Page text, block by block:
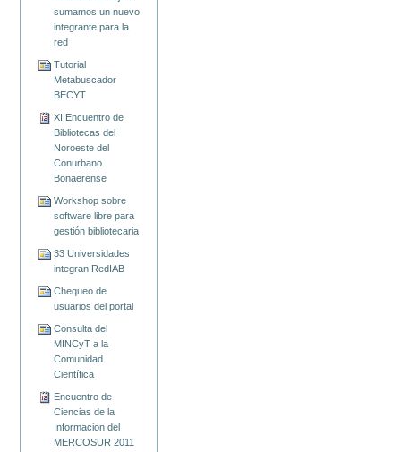
sumamos un nuevo
integrante para la
red
Tutorial
Metabuscador
BECYT
XI Encuentro de
Bibliotecas del
Noroeste del
Conurbano
Bonaerense
Workshop sobre
software libre para
gestión bibliotecaria
33 Universidades
integran RedIAB
Chequeo de
usuarios del portal
Consulta del
MINCyT a la
Comunidad
Científica
Encuentro de
Ciencias de la
Informacion del
MERCOSUR 2011